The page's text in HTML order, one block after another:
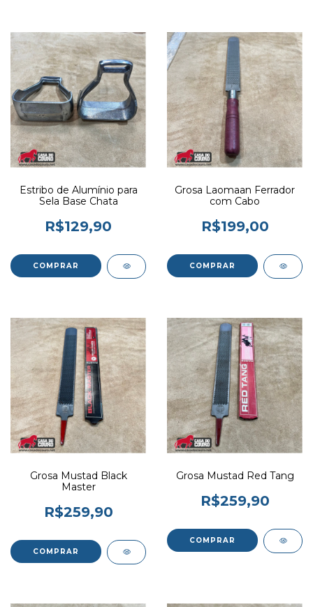
Estribo de Alumínio para
Sela Base Chata
R$129,90
Grosa Laomaan Ferrador
com Cabo
R$199,00
Grosa Mustad Black
Master
R$259,90
Grosa Mustad Red Tang
R$259,90